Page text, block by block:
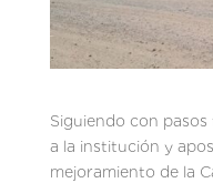
Siguiendo con
a la institución y
mejoramiento de la